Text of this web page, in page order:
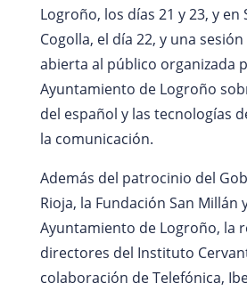
Logroño, los días 21 y 23, y en
Cogolla, el día 22, y una
abierta al público organizada
Ayuntamiento de Logroño
del español y las tecnologías
la comunicación.
Además del patrocinio del
Rioja, la Fundación San Millán
Ayuntamiento de Logroño, la
directores del Instituto
colaboración de Telefónica,